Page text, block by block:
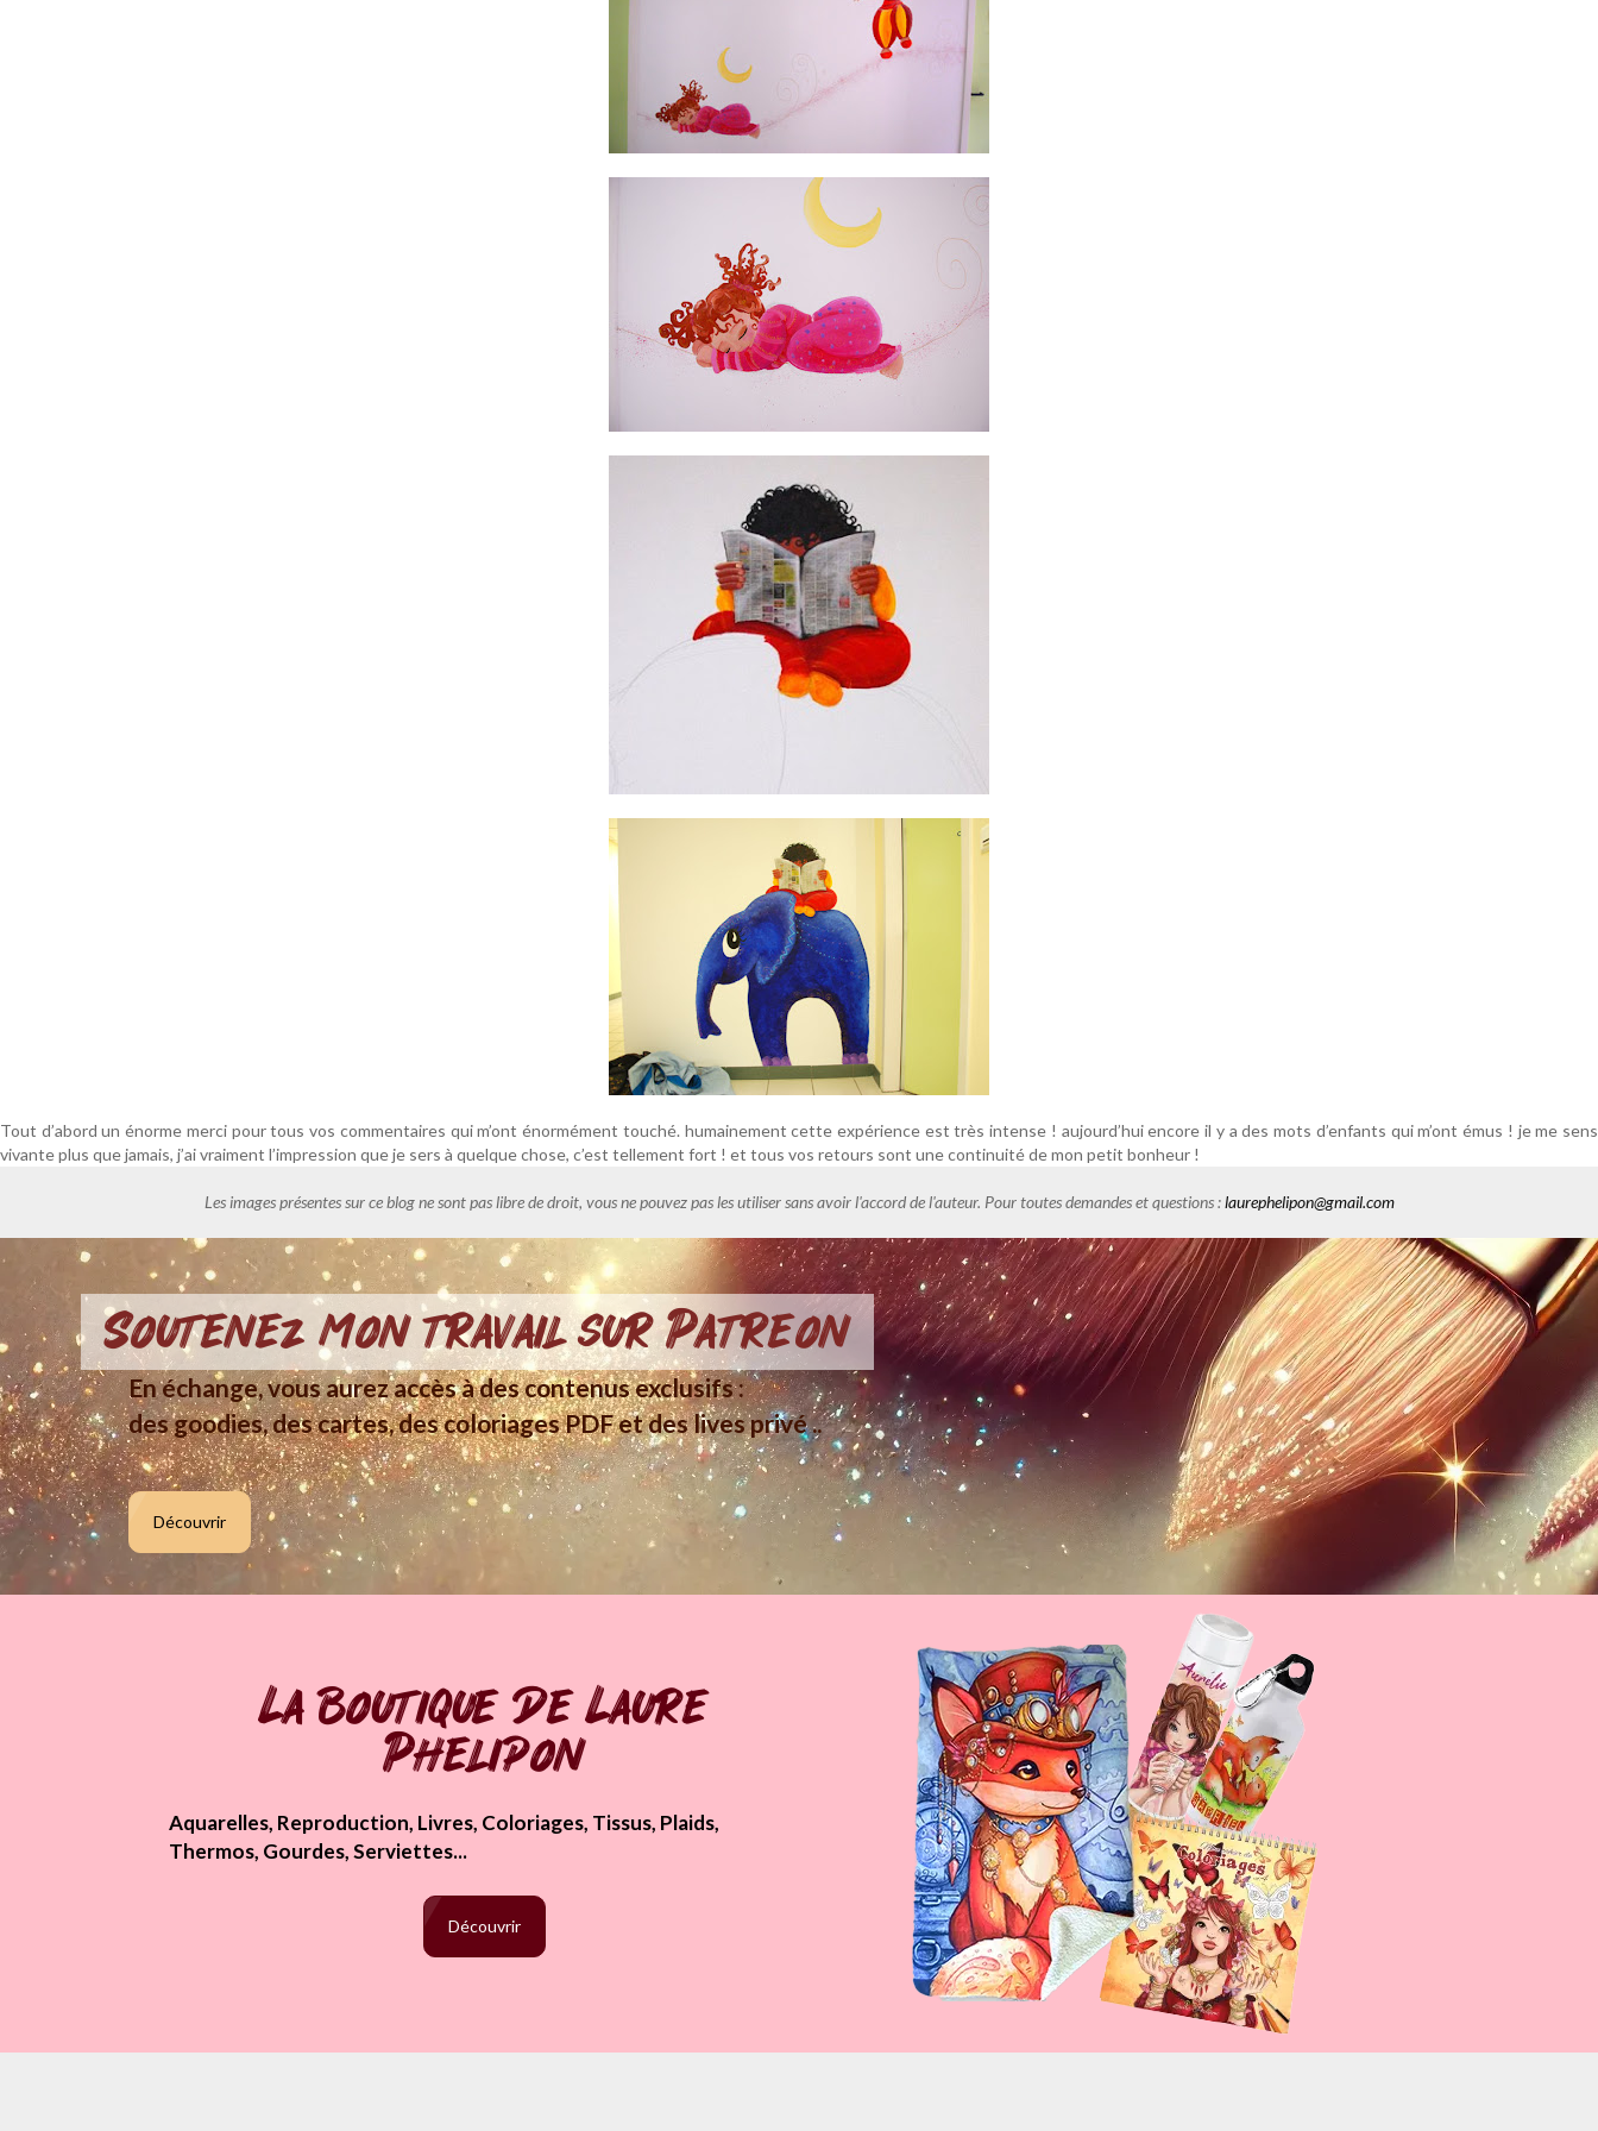
Tout d’abord un énorme merci pour tous vos commentaires qui m’ont énormément touché. humainement cette expérience est très intense ! aujourd’hui encore il y a des mots d’enfants qui m’ont émus ! je me sens
vivante plus que jamais, j’ai vraiment l’impression que je sers à quelque chose, c’est tellement fort ! et tous vos retours sont une continuité de mon petit bonheur !
Les images présentes sur ce blog ne sont pas libre de droit, vous ne pouvez pas les utiliser sans avoir l'accord de l'auteur. Pour toutes demandes et questions :laurephelipon@gmail.com
Soutenez mon travail sur Patreon
En échange, vous aurez accès à des contenus exclusifs :
des goodies, des cartes, des coloriages PDF et des lives privé ..
Découvrir
La boutique de Laure
Phelipon
Aquarelles, Reproduction, Livres, Coloriages, Tissus, Plaids,
Thermos, Gourdes, Serviettes...
Découvrir